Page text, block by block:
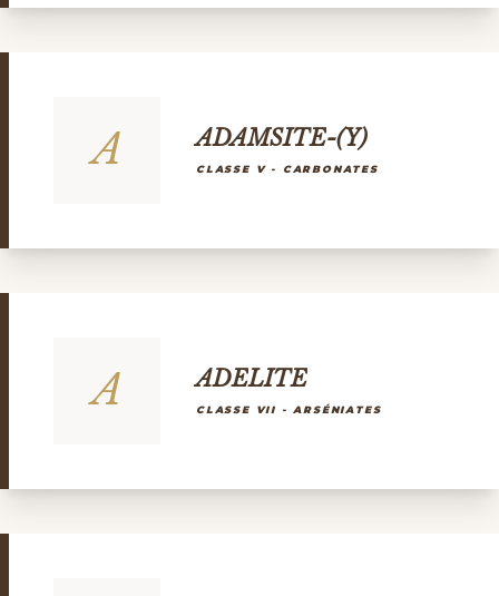
A ADAMSITE-(Y)
CLASSE V - CARBONATES
A ADELITE
CLASSE VII - ARSÉNIATES